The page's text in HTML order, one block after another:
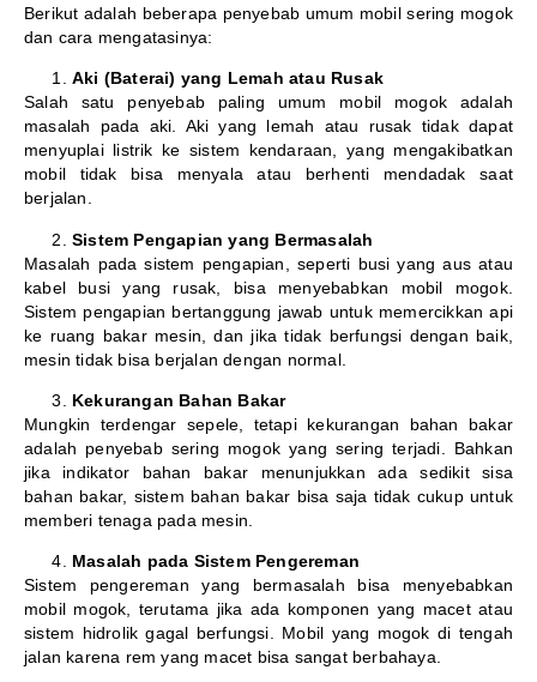
Berikut adalah beberapa penyebab umum mobil sering mogok
dan cara mengatasinya:
Aki (Baterai) yang Lemah atau Rusak
Salah satu penyebab paling umum mobil mogok adalah
masalah pada aki. Aki yang lemah atau rusak tidak dapat
menyuplai listrik ke sistem kendaraan, yang mengakibatkan
mobil tidak bisa menyala atau berhenti mendadak saat
berjalan.
Sistem Pengapian yang Bermasalah
Masalah pada sistem pengapian, seperti busi yang aus atau
kabel busi yang rusak, bisa menyebabkan mobil mogok.
Sistem pengapian bertanggung jawab untuk memercikkan api
ke ruang bakar mesin, dan jika tidak berfungsi dengan baik,
mesin tidak bisa berjalan dengan normal.
Kekurangan Bahan Bakar
Mungkin terdengar sepele, tetapi kekurangan bahan bakar
adalah penyebab sering mogok yang sering terjadi. Bahkan
jika indikator bahan bakar menunjukkan ada sedikit sisa
bahan bakar, sistem bahan bakar bisa saja tidak cukup untuk
memberi tenaga pada mesin.
Masalah pada Sistem Pengereman
Sistem pengereman yang bermasalah bisa menyebabkan
mobil mogok, terutama jika ada komponen yang macet atau
sistem hidrolik gagal berfungsi. Mobil yang mogok di tengah
jalan karena rem yang macet bisa sangat berbahaya.